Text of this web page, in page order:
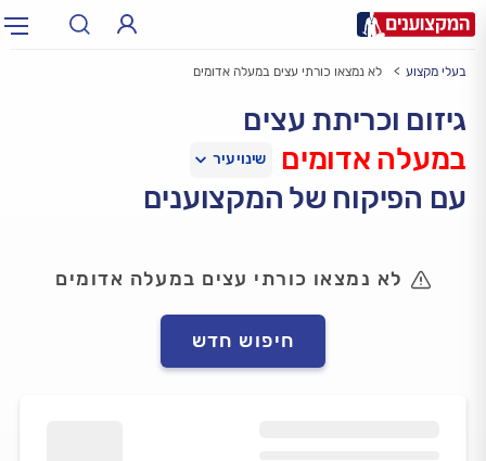
עירעיר: תל אביב, חיפה…
בעלי מקצוע לא נמצאו כורתי עצים במעלה אדומים
גיזום וכריתת עצים
במעלה אדומים
עם הפיקוח של המקצוענים
לא נמצאו כורתי עצים במעלה אדומים
חיפוש חדש